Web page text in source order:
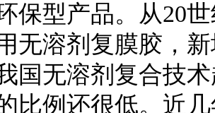
保型产品。从20
无溶剂复膜胶，
国无溶剂复合技
比例还很低。近